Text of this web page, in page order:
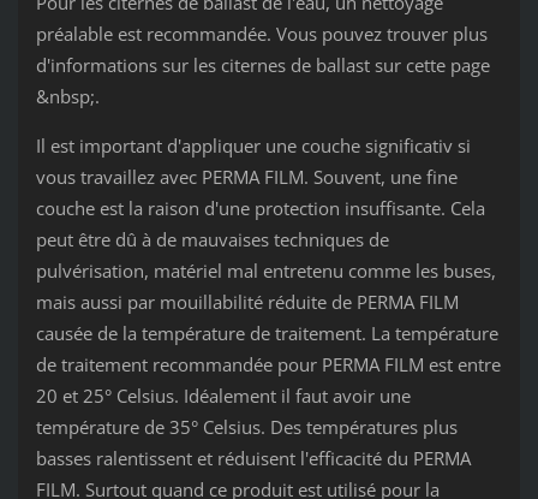
préalable est recommandée. Vous pouvez trouver plus
d'informations sur les citernes de ballast sur cette page
&nbsp;.
Il est important d'appliquer une couche significativ si
vous travaillez avec PERMA FILM. Souvent, une fine
couche est la raison d'une protection insuffisante. Cela
peut être dû à de mauvaises techniques de
pulvérisation, matériel mal entretenu comme les buses,
mais aussi par mouillabilité réduite de PERMA FILM
causée de la température de traitement. La température
de traitement recommandée pour PERMA FILM est entre
20 et 25° Celsius. Idéalement il faut avoir une
température de 35° Celsius. Des températures plus
basses ralentissent et réduisent l'efficacité du PERMA
FILM. Surtout quand ce produit est utilisé pour la